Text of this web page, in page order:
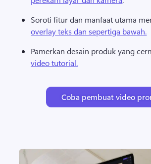
Soroti fitur dan manfaat utama
overlay teks dan sepertiga bawah.
Pamerkan desain produk yang
video tutorial.
Coba pembuat video